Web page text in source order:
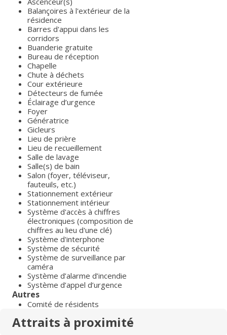
Balançoires à l'extérieur de la
résidence
Barres d'appui dans les
corridors
Buanderie gratuite
Bureau de réception
Chapelle
Chute à déchets
Cour extérieure
Détecteurs de fumée
Éclairage d’urgence
Foyer
Génératrice
Gicleurs
Lieu de prière
Lieu de recueillement
Salle de lavage
Salle(s) de bain
Salon (foyer, téléviseur,
fauteuils, etc.)
Stationnement extérieur
Stationnement intérieur
Système d'accès à chiffres
électroniques (composition de
chiffres au lieu d'une clé)
Système d'interphone
Système de sécurité
Système de surveillance par
caméra
Système d’alarme d’incendie
Système d’appel d’urgence
Autres
Comité de résidents
Attraits à proximité